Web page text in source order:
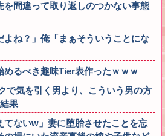
を間違って取り返しのつかない事態
よね？」俺「まぁそういうことにな
めるべき趣味Tier表作ったｗｗｗ
で気を引く男より、こういう男の方
果
てないw」妻に堕胎させたことを忘